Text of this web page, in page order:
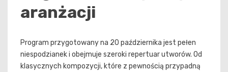
aranżacji
Program przygotowany na 20 października jest pełen
niespodzianek i obejmuje szeroki repertuar utworów. Od
klasycznych kompozycji, które z pewnością przypadną